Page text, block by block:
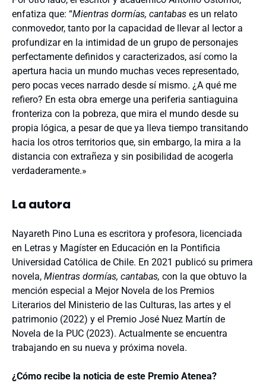
enfatiza que: “Mientras dormías, cantabas es un relato
conmovedor, tanto por la capacidad de llevar al lector a
profundizar en la intimidad de un grupo de personajes
perfectamente definidos y caracterizados, así como la
apertura hacia un mundo muchas veces representado,
pero pocas veces narrado desde sí mismo. ¿A qué me
refiero? En esta obra emerge una periferia santiaguina
fronteriza con la pobreza, que mira el mundo desde su
propia lógica, a pesar de que ya lleva tiempo transitando
hacia los otros territorios que, sin embargo, la mira a la
distancia con extrañeza y sin posibilidad de acogerla
verdaderamente.»
La autora
Nayareth Pino Luna es escritora y profesora, licenciada
en Letras y Magíster en Educación en la Pontificia
Universidad Católica de Chile. En 2021 publicó su primera
novela, Mientras dormías, cantabas, con la que obtuvo la
mención especial a Mejor Novela de los Premios
Literarios del Ministerio de las Culturas, las artes y el
patrimonio (2022) y el Premio José Nuez Martín de
Novela de la PUC (2023). Actualmente se encuentra
trabajando en su nueva y próxima novela.
¿Cómo recibe la noticia de este Premio Atenea?